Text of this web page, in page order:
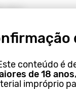
Vol. 2
& Cardi B]
what you
violatin',
bitches
that at Fordham
conteúdo é
de 18 anos
impróprio